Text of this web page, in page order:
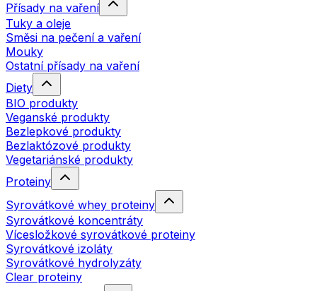
Přísady na vaření
Tuky a oleje
Směsi na pečení a vaření
Mouky
Ostatní přísady na vaření
Diety
BIO produkty
Veganské produkty
Bezlepkové produkty
Bezlaktózové produkty
Vegetariánské produkty
Proteiny
Syrovátkové whey proteiny
Syrovátkové koncentráty
Vícesložkové syrovátkové proteiny
Syrovátkové izoláty
Syrovátkové hydrolyzáty
Clear proteiny